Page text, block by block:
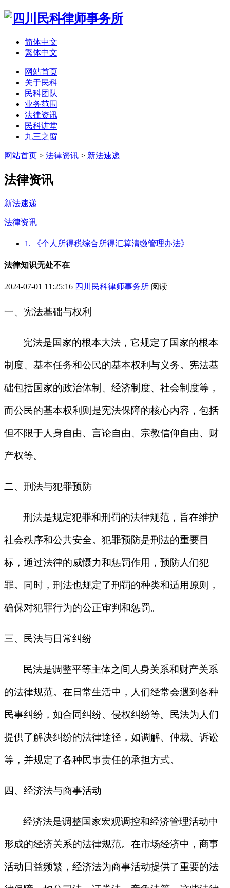
简体中文
繁体中文
网站首页
关于民科
民科团队
业务范围
法律资讯
民科讲堂
九三之窗
网站首页 > 法律资讯 > 新法速递
法律资讯
新法速递
法律资讯
1. 《个人所得税综合所得汇算清缴管理办法》
法律知识无处不在
2024-07-01 11:25:16 四川民科律师事务所 阅读
一、宪法基础与权利
宪法是国家的根本大法，它规定了国家的根本
制度、基本任务和公民的基本权利与义务。宪法基
础包括国家的政治体制、经济制度、社会制度等，
而公民的基本权利则是宪法保障的核心内容，包括
但不限于人身自由、言论自由、宗教信仰自由、财
产权等。
二、刑法与犯罪预防
刑法是规定犯罪和刑罚的法律规范，旨在维护
社会秩序和公共安全。犯罪预防是刑法的重要目
标，通过法律的威慑力和惩罚作用，预防人们犯
罪。同时，刑法也规定了刑罚的种类和适用原则，
确保对犯罪行为的公正审判和惩罚。
三、民法与日常纠纷
民法是调整平等主体之间人身关系和财产关系
的法律规范。在日常生活中，人们经常会遇到各种
民事纠纷，如合同纠纷、侵权纠纷等。民法为人们
提供了解决纠纷的法律途径，如调解、仲裁、诉讼
等，并规定了各种民事责任的承担方式。
四、经济法与商事活动
经济法是调整国家宏观调控和经济管理活动中
形成的经济关系的法律规范。在市场经济中，商事
活动日益频繁，经济法为商事活动提供了重要的法